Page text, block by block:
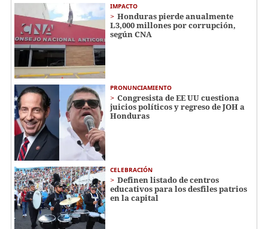
IMPACTO
Honduras pierde anualmente
L3,000 millones por corrupción,
según CNA
PRONUNCIAMIENTO
Congresista de EE UU cuestiona
juicios políticos y regreso de JOH a
Honduras
CELEBRACIÓN
Definen listado de centros
educativos para los desfiles patrios
en la capital